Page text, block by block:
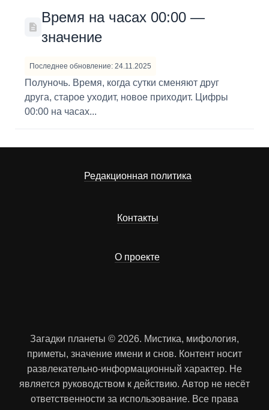
Время на часах 00:00 —
значение
Последнее обновление: 24.11.2025
Полуночь. Время, когда сутки сменяют друг
друга, старое уходит, новое приходит. Цифры
00:00 на часах...
Редакционная политика
Контакты
О проекте
Загадки планеты © 2026. Мистика, мифология,
приметы, значение имени и снов. Контент носит
развлекательно-информационный характер. Не
является руководством к действию. Автор не несёт
ответственности за использование. Все права